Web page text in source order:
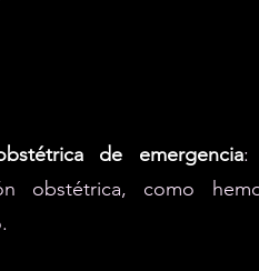
de emergencia:
obstétrica, como